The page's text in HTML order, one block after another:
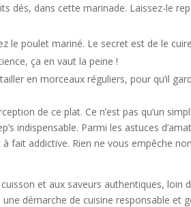
dés, dans cette marinade. Laissez-le
le poulet mariné. Le secret est de le
ça en vaut la peine !
en morceaux réguliers, pour qu’il
de ce plat. Ce n’est pas qu’un
indispensable. Parmi les astuces
fait addictive. Rien ne vous empêche
et aux saveurs authentiques,
démarche de cuisine responsable